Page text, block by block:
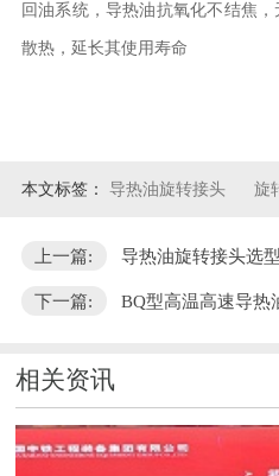
回油系统，导热油抗氧化不结焦
散热，延长其使用寿命
本文标签： 导热油旋转接头 旋
上一篇: 导热油旋转接头选
下一篇: BQ型高温高速导热
相关资讯